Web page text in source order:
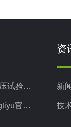
变频谐振耐压试验装置
满冠体育mgtiyu官方网站_满冠（中国）
资
新
技